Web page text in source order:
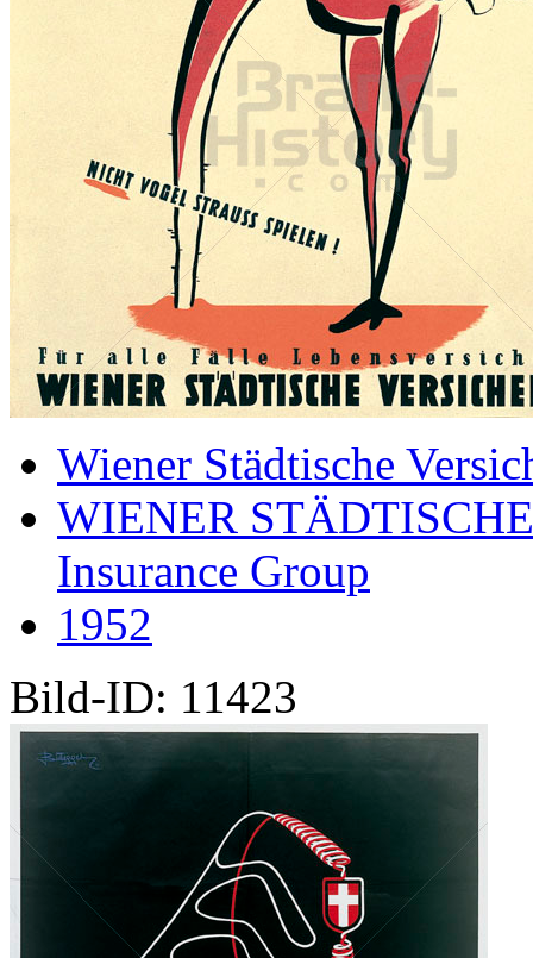
Wiener Städtische
WIENER
Insurance Group
1952
Bild-ID: 11423